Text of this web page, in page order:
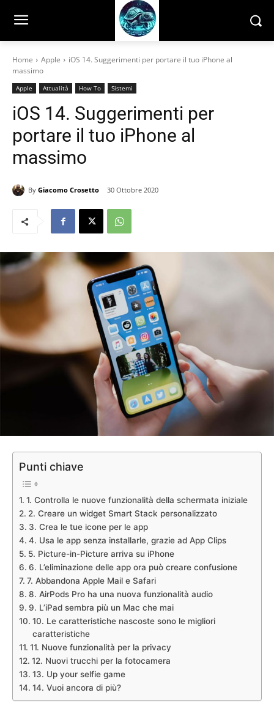
Home Apple
iOS 14. Suggerimenti per portare il tuo iPhone al
massimo
Apple Attualità How To Sistemi
iOS 14. Suggerimenti per
portare il tuo iPhone al
massimo
By Giacomo Crosetto 30 Ottobre 2020
Punti chiave
1. Controlla le nuove funzionalità della schermata iniziale
2. Creare un widget Smart Stack personalizzato
3. Crea le tue icone per le app
4. Usa le app senza installarle, grazie ad App Clips
5. Picture-in-Picture arriva su iPhone
6. L’eliminazione delle app ora può creare confusione
7. Abbandona Apple Mail e Safari
8. AirPods Pro ha una nuova funzionalità audio
9. L’iPad sembra più un Mac che mai
10. Le caratteristiche nascoste sono le migliori
caratteristiche
11. Nuove funzionalità per la privacy
12. Nuovi trucchi per la fotocamera
13. Up your selfie game
14. Vuoi ancora di più?